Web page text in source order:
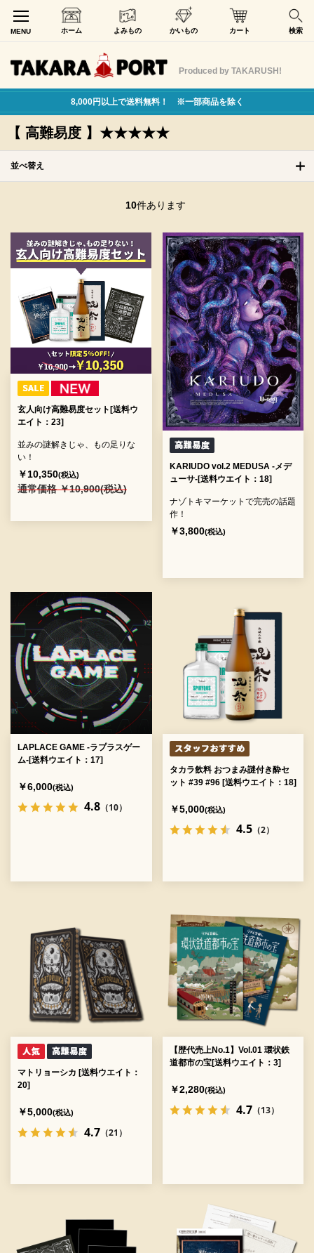
MENU ホーム よみもの かいもの カート 検索
Produced by TAKARUSH!
8,000円以上で送料無料！ ※一部商品を除く
【 高難易度 】★★★★★
並べ替え
10件あります
玄人向け高難易度セット[送料ウ
エイト：23]
並みの謎解きじゃ、もの足りな
い！
￥10,350(税込)
通常価格 ￥10,900(税込)
KARIUDO vol.2 MEDUSA -メデ
ューサ-[送料ウエイト：18]
ナゾトキマーケットで完売の話題
作！
￥3,800(税込)
LAPLACE GAME -ラプラスゲー
ム-[送料ウエイト：17]
￥6,000(税込)
4.8 （10）
タカラ飲料 おつまみ謎付き酔セ
ット #39 #96 [送料ウエイト：18]
￥5,000(税込)
4.5（2）
マトリョーシカ [送料ウエイト：
20]
￥5,000(税込)
4.7 （21）
【歴代売上No.1】Vol.01 環状鉄
道都市の宝[送料ウエイト：3]
￥2,280(税込)
4.7（13）